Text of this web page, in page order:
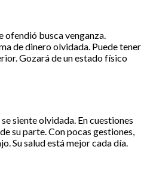
ofendió busca venganza.
de dinero olvidada. Puede tener
Gozará de un estado físico
siente olvidada. En cuestiones
su parte. Con pocas gestiones,
Su salud está mejor cada día.